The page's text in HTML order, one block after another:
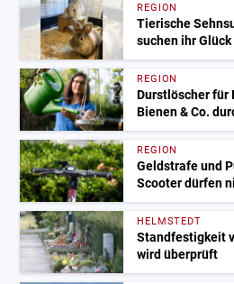
REGION
Tierische
suchen ihr Glück
REGION
Durstlöscher für
Bienen & Co.
REGION
Geldstrafe und
Scooter dürfen
HELMSTEDT
Standfestigkeit
wird überprüft